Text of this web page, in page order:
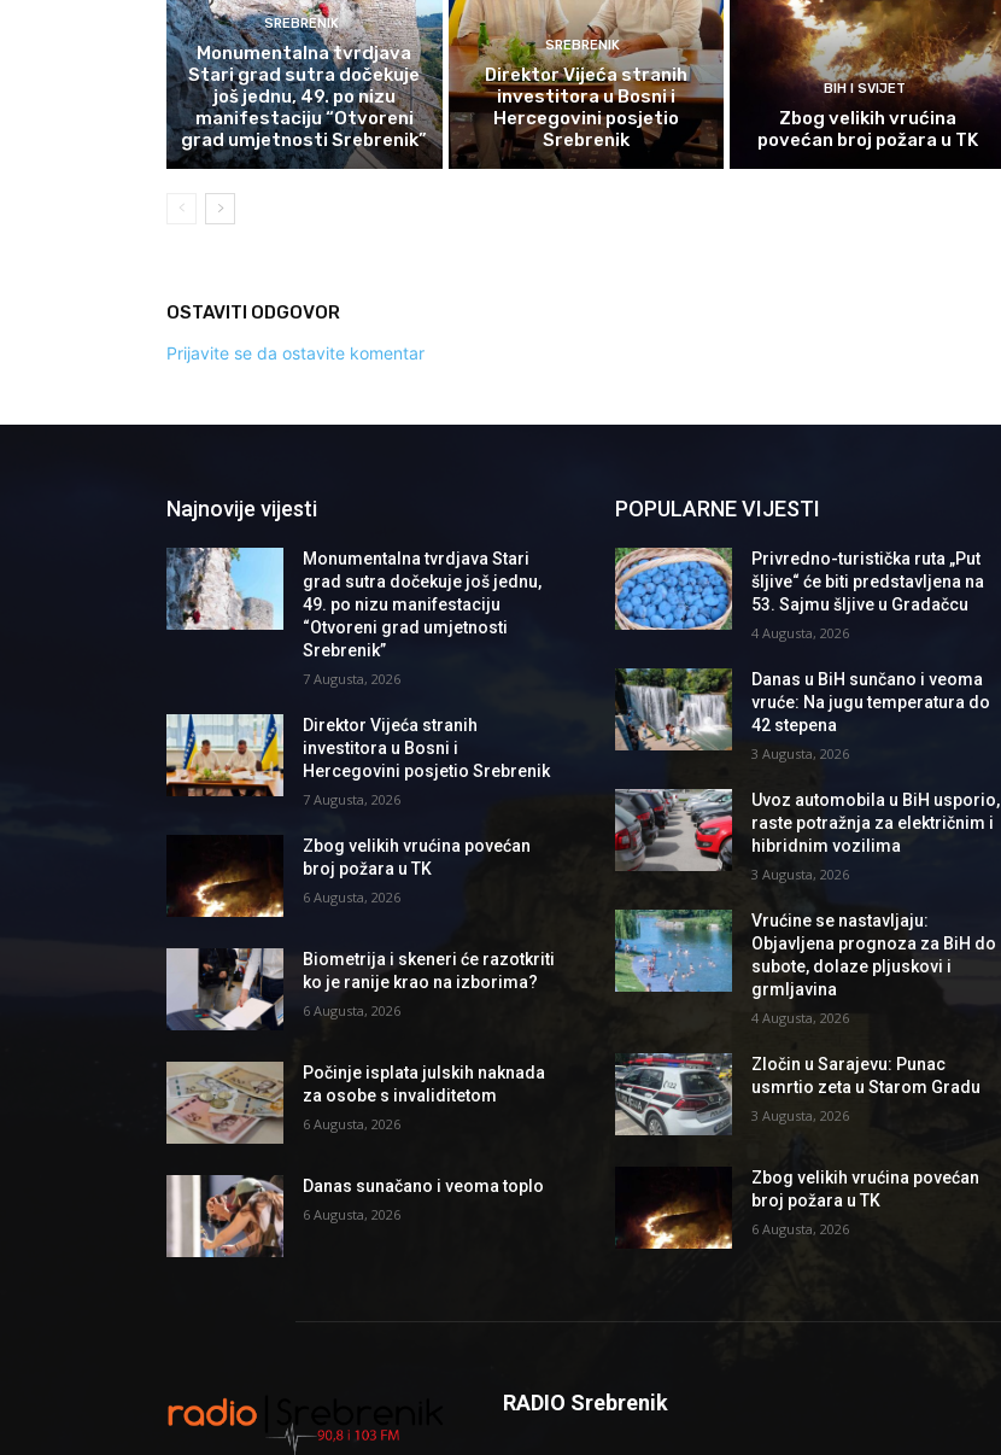
SREBRENIK
Monumentalna tvrdjava
Stari grad sutra dočekuje
još jednu, 49. po nizu
manifestaciju “Otvoreni
grad umjetnosti Srebrenik”
SREBRENIK
Direktor Vijeća stranih
investitora u Bosni i
Hercegovini posjetio
Srebrenik
BIH I SVIJET
Zbog velikih vrućina
povećan broj požara u TK
OSTAVITI ODGOVOR
Prijavite se da ostavite komentar
Najnovije vijesti
Monumentalna tvrdjava Stari
grad sutra dočekuje još jednu,
49. po nizu manifestaciju
“Otvoreni grad umjetnosti
Srebrenik”
7 Augusta, 2026
Direktor Vijeća stranih
investitora u Bosni i
Hercegovini posjetio Srebrenik
7 Augusta, 2026
Zbog velikih vrućina povećan
broj požara u TK
6 Augusta, 2026
Biometrija i skeneri će razotkriti
ko je ranije krao na izborima?
6 Augusta, 2026
Počinje isplata julskih naknada
za osobe s invaliditetom
6 Augusta, 2026
Danas sunačano i veoma toplo
6 Augusta, 2026
POPULARNE VIJESTI
Privredno-turistička ruta „Put
šljive“ će biti predstavljena na
53. Sajmu šljive u Gradačcu
4 Augusta, 2026
Danas u BiH sunčano i veoma
vruće: Na jugu temperatura do
42 stepena
3 Augusta, 2026
Uvoz automobila u BiH usporio,
raste potražnja za električnim i
hibridnim vozilima
3 Augusta, 2026
Vrućine se nastavljaju:
Objavljena prognoza za BiH do
subote, dolaze pljuskovi i
grmljavina
4 Augusta, 2026
Zločin u Sarajevu: Punac
usmrtio zeta u Starom Gradu
3 Augusta, 2026
Zbog velikih vrućina povećan
broj požara u TK
6 Augusta, 2026
RADIO Srebrenik